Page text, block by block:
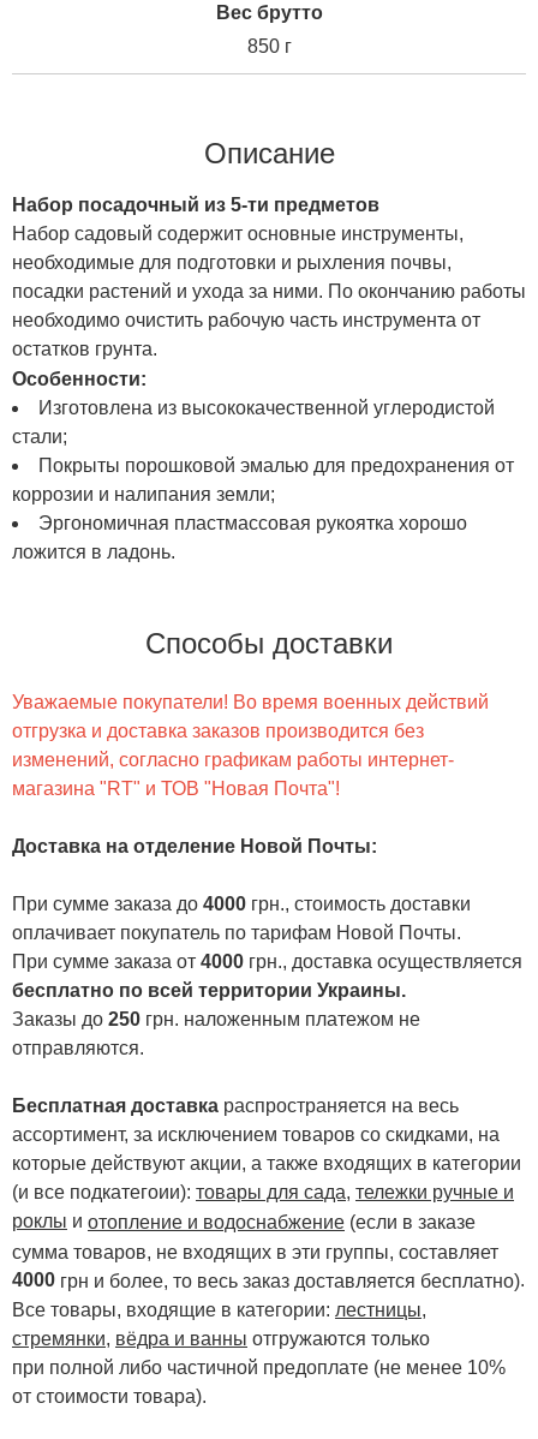
Вес брутто
850 г
Описание
Набор посадочный из 5-ти предметов
Набор садовый содержит основные инструменты,
необходимые для подготовки и рыхления почвы,
посадки растений и ухода за ними. По окончанию работы
необходимо очистить рабочую часть инструмента от
остатков грунта.
Особенности:
Изготовлена из высококачественной углеродистой
стали;
Покрыты порошковой эмалью для предохранения от
коррозии и налипания земли;
Эргономичная пластмассовая рукоятка хорошо
ложится в ладонь.
Способы доставки
Уважаемые покупатели! Во время военных действий
отгрузка и доставка заказов производится без
изменений, согласно графикам работы интернет-
магазина "RT" и ТОВ "Новая Почта"!
Доставка на отделение Новой Почты:
При сумме заказа до 4000 грн., стоимость доставки
оплачивает покупатель по тарифам Новой Почты.
При сумме заказа от 4000 грн., доставка осуществляется
бесплатно по всей территории Украины.
Заказы до 250 грн. наложенным платежом не
отправляются.
Бесплатная доставка распространяется на весь
ассортимент, за исключением товаров со скидками, на
которые действуют акции, а также входящих в категории
(и все подкатегоии): товары для сада, тележки ручные и
роклы и отопление и водоснабжение (если в заказе
сумма товаров, не входящих в эти группы, составляет
4000 грн и более, то весь заказ доставляется бесплатно).
Все товары, входящие в категории: лестницы,
стремянки, вёдра и ванны отгружаются только
при полной либо частичной предоплате (не менее 10%
от стоимости товара).